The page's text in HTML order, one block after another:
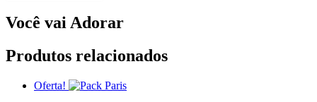
Você vai Adorar
Produtos relacionados
Oferta!